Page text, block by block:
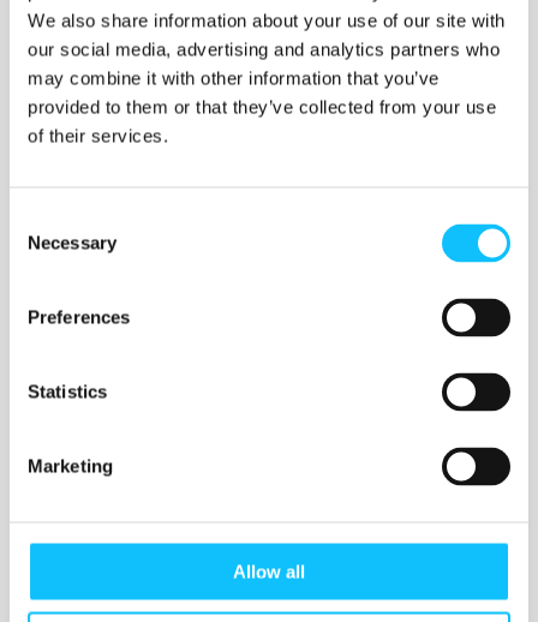
We also share information about your use of our site with
our social media, advertising and analytics partners who
may combine it with other information that you’ve
provided to them or that they’ve collected from your use
of their services.
Selection
Necessary
Preferences
Statistics
Marketing
Allow all
Katso myös
Jyväskylän ammattikorkeakoulu
Nurmijärven seurakunta